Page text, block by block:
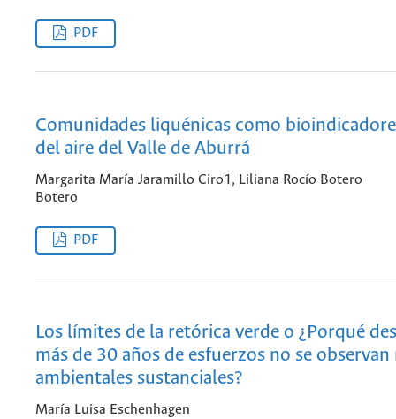
PDF
Comunidades liquénicas como
del aire del Valle de Aburrá
Margarita María Jaramillo Ciro1, Liliana Rocío Botero
Botero
PDF
Los límites de la retórica verde o ¿Porqué
más de 30 años de esfuerzos no se observan
ambientales sustanciales?
María Luisa Eschenhagen